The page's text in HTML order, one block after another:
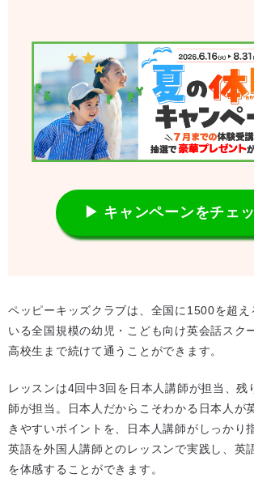
▶ キャンペーンをチェ
ペッピーキッズクラブは、全国に1500を超え
いる全国規模の幼児・こども向け英会話スク
高校生まで続けて通うことができます。
レッスンは4回中3回を日本人講師が担当、残
師が担当。日本人だからこそわかる日本人が
きやすいポイントを、日本人講師がしっかり
英語を外国人講師とのレッスンで実践し、英
を体感することができます。